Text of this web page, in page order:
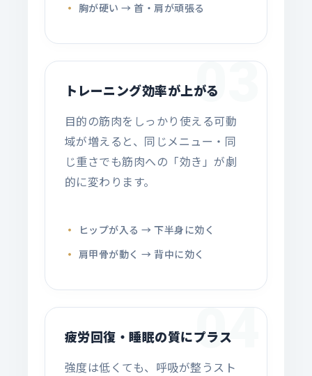
胸が硬い → 首・肩が頑張る
03
トレーニング効率が上がる
目的の筋肉をしっかり使える可動
域が増えると、同じメニュー・同
じ重さでも筋肉への「効き」が劇
的に変わります。
ヒップが入る → 下半身に効く
肩甲骨が動く → 背中に効く
04
疲労回復・睡眠の質にプラス
強度は低くても、呼吸が整うスト